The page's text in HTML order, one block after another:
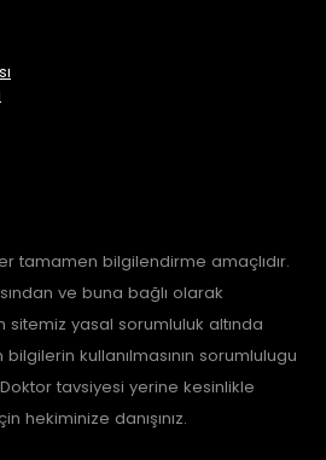
tamamen bilgilendirme amaçlıdır.
ve buna bağlı olarak
yasal sorumluluk altında
kullanılmasının sorumlulugu
tavsiyesi yerine kesinlikle
hekiminize danışınız.